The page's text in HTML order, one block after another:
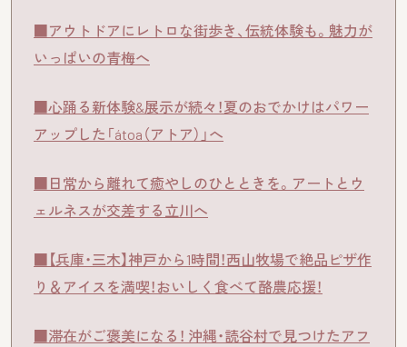
■アウトドアにレトロな街歩き、伝統体験も。魅力が
いっぱいの青梅へ
■心踊る新体験&展示が続々！夏のおでかけはパワー
アップした「átoa（アトア）」へ
■日常から離れて癒やしのひとときを。アートとウ
ェルネスが交差する立川へ
■【兵庫・三木】神戸から1時間！西山牧場で絶品ピザ作
り＆アイスを満喫！おいしく食べて酪農応援！
■滞在がご褒美になる！ 沖縄・読谷村で見つけたアフ